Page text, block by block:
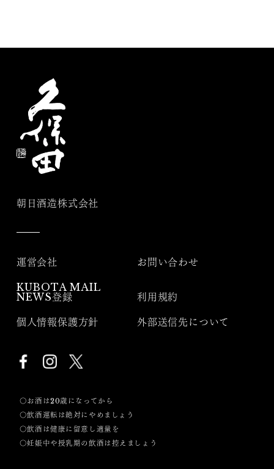
朝日酒造株式会社
運営会社 お問い合わせ
KUBOTA MAIL
NEWS登録
利用規約
個人情報保護方針 外部送信先について
〇お酒は20歳になってから
〇飲酒運転は絶対にやめましょう
〇飲酒は健康に留意し適量を
〇妊娠中や授乳期の飲酒は控えましょう